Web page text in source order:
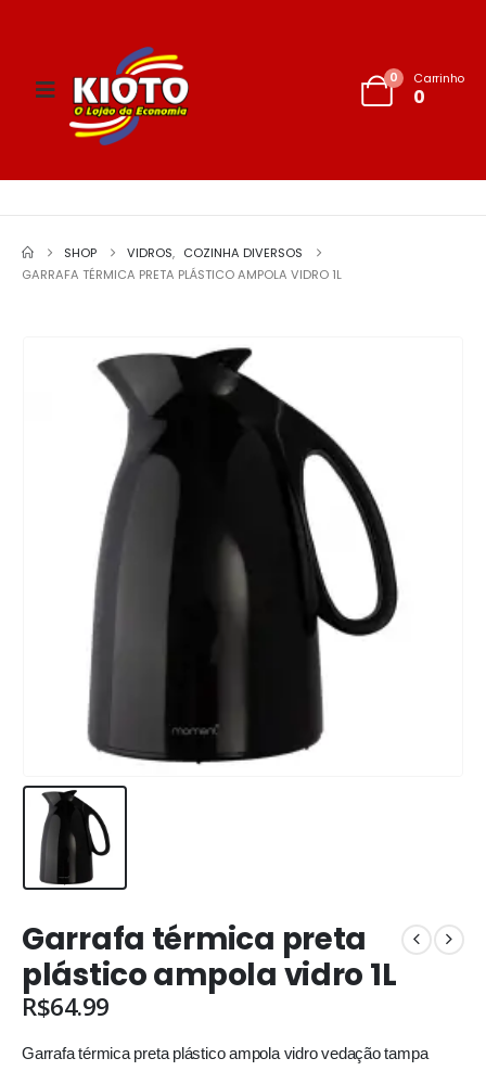
0 Carrinho
0
SHOP VIDROS, COZINHA DIVERSOS
GARRAFA TÉRMICA PRETA PLÁSTICO AMPOLA VIDRO 1L
Garrafa térmica preta
plástico ampola vidro 1L
R$64.99
Garrafa térmica preta plástico ampola vidro vedação tampa